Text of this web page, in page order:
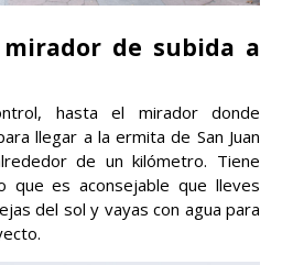
de subida a
hasta el mirador donde
llegar a la ermita de San Juan
de un kilómetro. Tiene
que es aconsejable que lleves
del sol y vayas con agua para